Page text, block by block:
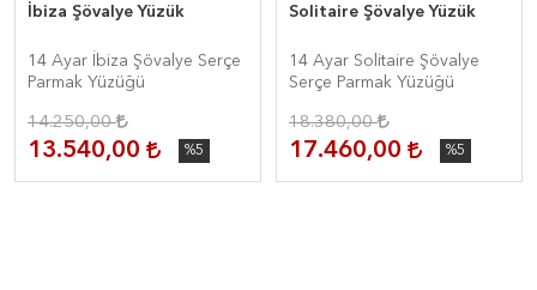
İbiza Şövalye Yüzük
14 Ayar İbiza Şövalye Serçe
Parmak Yüzüğü
14.250,00
13.540,00 %5
Solitaire Şövalye Yüzük
14 Ayar Solitaire Şövalye
Serçe Parmak Yüzüğü
18.380,00
17.460,00 %5